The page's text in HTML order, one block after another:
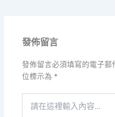
發佈留言
發佈留言必須填寫的電子郵
位標示為 *